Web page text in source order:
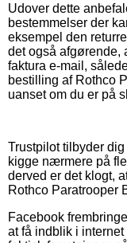
Udover dette
bestemmelser der
eksempel den
det også afgørende,
faktura e-mail,
bestilling af Rothco
uanset om du er på
Trustpilot tilbyder
kigge nærmere på
derved er det klogt,
Rothco Paratrooper
Facebook
at få indblik i